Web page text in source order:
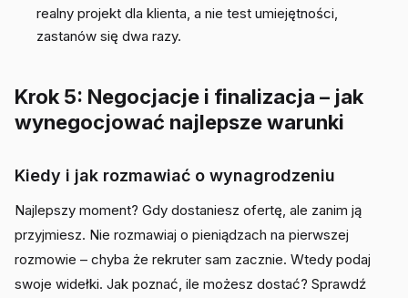
realny projekt dla klienta, a nie test umiejętności,
zastanów się dwa razy.
Krok 5: Negocjacje i finalizacja – jak
wynegocjować najlepsze warunki
Kiedy i jak rozmawiać o wynagrodzeniu
Najlepszy moment? Gdy dostaniesz ofertę, ale zanim ją
przyjmiesz. Nie rozmawiaj o pieniądzach na pierwszej
rozmowie – chyba że rekruter sam zacznie. Wtedy podaj
swoje widełki. Jak poznać, ile możesz dostać? Sprawdź